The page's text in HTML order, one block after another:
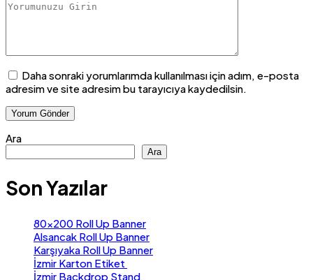
Daha sonraki yorumlarımda kullanılması için adım, e-posta
adresim ve site adresim bu tarayıcıya kaydedilsin.
Ara
Ara
Son Yazılar
80×200 Roll Up Banner
Alsancak Roll Up Banner
Karşıyaka Roll Up Banner
İzmir Karton Etiket
İzmir Backdrop Stand